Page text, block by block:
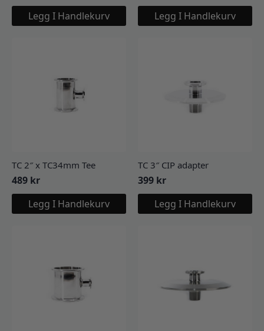
Legg I Handlekurv
Legg I Handlekurv
TC 2″ x TC34mm Tee
489 kr
Legg I Handlekurv
TC 3″ CIP adapter
399 kr
Legg I Handlekurv